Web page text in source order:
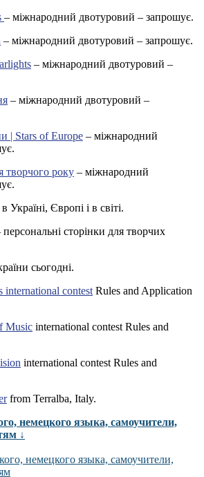
– міжнародний двотуровий – запрошує.
– міжнародний двотуровий – запрошує.
– міжнародний двотуровий –
– міжнародний двотуровий –
| Stars of Europe – міжнародний
творчого року – міжнародний
в Україні, Європі і в світі.
персональні сторінки для творчих
сьогодні.
international contest Rules and Application
Music international contest Rules and
international contest Rules and
from Terralba, Italy.
немецкого языка, самоучители,
↓